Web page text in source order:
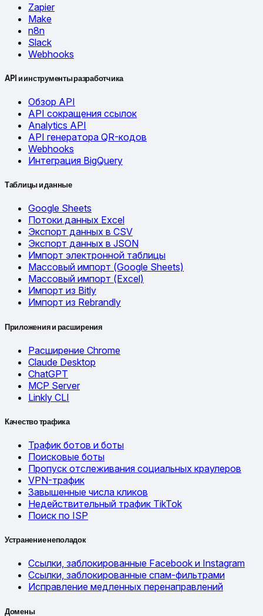
Zapier
Make
n8n
Slack
Webhooks
API и инструменты разработчика
Обзор API
API сокращения ссылок
Analytics API
API генератора QR-кодов
Webhooks
Интеграция BigQuery
Таблицы и данные
Google Sheets
Потоки данных Excel
Экспорт данных в CSV
Экспорт данных в JSON
Импорт электронной таблицы
Массовый импорт (Google Sheets)
Массовый импорт (Excel)
Импорт из Bitly
Импорт из Rebrandly
Приложения и расширения
Расширение Chrome
Claude Desktop
ChatGPT
MCP Server
Linkly CLI
Качество трафика
Трафик ботов и боты
Поисковые боты
Пропуск отслеживания социальных краулеров
VPN-трафик
Завышенные числа кликов
Недействительный трафик TikTok
Поиск по ISP
Устранение неполадок
Ссылки, заблокированные Facebook и Instagram
Ссылки, заблокированные спам-фильтрами
Исправление медленных перенаправлений
Домены